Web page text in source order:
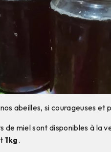
abeilles, si courageuses et
de miel sont disponibles à la
1kg.